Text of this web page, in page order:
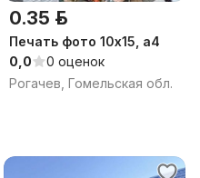
0.35 р.
Печать фото 10х15, а4
0,0
0 оценок
Рогачев, Гомельская обл.